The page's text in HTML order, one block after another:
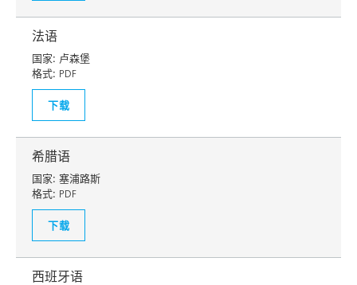
法语
国家: 卢森堡
格式: PDF
下载
希腊语
国家: 塞浦路斯
格式: PDF
下载
西班牙语